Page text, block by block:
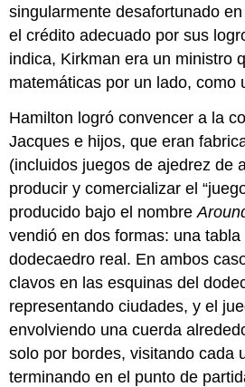
singularmente desafortunado
el crédito adecuado por sus
indica, Kirkman era un ministro
matemáticas por un lado, como
Hamilton logró convencer a la
Jacques e hijos, que eran
(incluidos juegos de ajedrez de
producir y comercializar el
producido bajo el nombre
vendió en dos formas: una tabla
dodecaedro real. En ambos
clavos en las esquinas del
representando ciudades, y el
envolviendo una cuerda
solo por bordes, visitando cada
terminando en el punto de